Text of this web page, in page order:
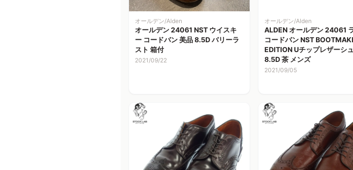
オールデン/Alden
オールデン 24061 NST ウイスキ
ー コードバン 美品 8.5D バリーラ
スト 箱付
2021/09/22
オールデン/Alden
ALDEN オールデン 24061
コードバン NST
EDITION Uチップレザーシ
8.5D 茶 メンズ
2021/09/05